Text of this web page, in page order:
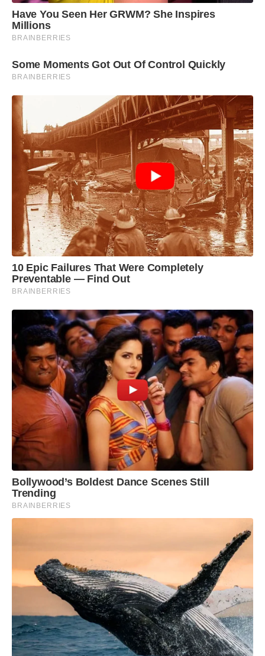
Have You Seen Her GRWM? She Inspires
Millions
BRAINBERRIES
Some Moments Got Out Of Control Quickly
BRAINBERRIES
10 Epic Failures That Were Completely
Preventable — Find Out
BRAINBERRIES
Bollywood’s Boldest Dance Scenes Still
Trending
BRAINBERRIES